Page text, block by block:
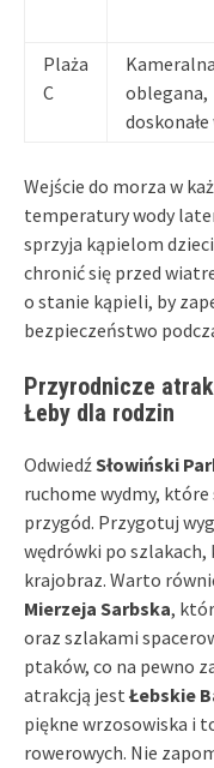
Plaża
C
oblegana,
Wejście do morza w
temperatury wody
sprzyja kąpielom
chronić się przed
o stanie kąpieli, by
bezpieczeństwo
Przyrodnicze
Łeby dla rodzin
OdwiedźSłowiński
ruchome wydmy, które
przygód. Przygotuj
wędrówki po
krajobraz. Warto
Mierzeja Sarbska,
oraz szlakami
ptaków, co na pewno
atrakcją jest Łebskie
piękne wrzosowiska i
rowerowych. Nie